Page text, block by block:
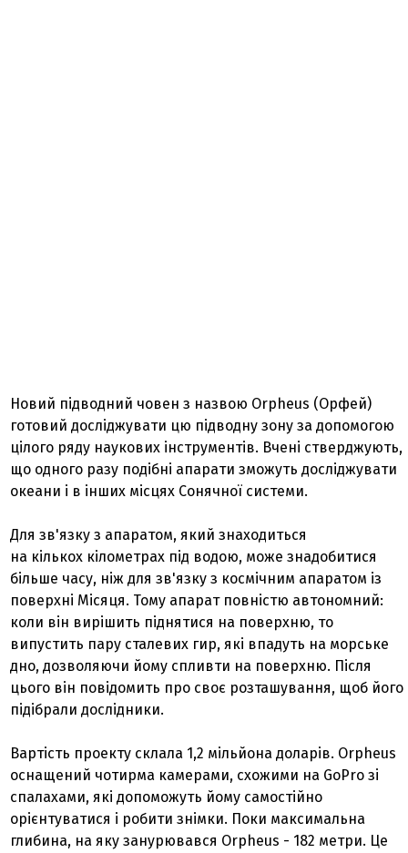
Новий підводний човен з назвою Orpheus (Орфей)
готовий досліджувати цю підводну зону за допомогою
цілого ряду наукових інструментів. Вчені стверджують,
що одного разу подібні апарати зможуть досліджувати
океани і в інших місцях Сонячної системи.
Для зв'язку з апаратом, який знаходиться
на кількох кілометрах під водою, може знадобитися
більше часу, ніж для зв'язку з космічним апаратом із
поверхні Місяця. Тому апарат повністю автономний:
коли він вирішить піднятися на поверхню, то
випустить пару сталевих гир, які впадуть на морське
дно, дозволяючи йому спливти на поверхню. Після
цього він повідомить про своє розташування, щоб його
підібрали дослідники.
Вартість проекту склала 1,2 мільйона доларів. Orpheus
оснащений чотирма камерами, схожими на GoPro зі
спалахами, які допоможуть йому самостійно
орієнтуватися і робити знімки. Поки максимальна
глибина, на яку занурювався Orpheus - 182 метри. Це